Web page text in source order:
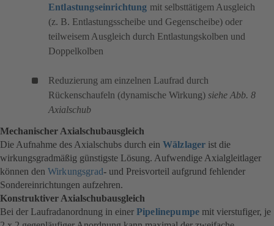
Entlastungseinrichtung mit selbsttätigem Ausgleich
(z. B. Entlastungsscheibe und Gegenscheibe) oder
teilweisem Ausgleich durch Entlastungskolben und
Doppelkolben
Reduzierung am einzelnen Laufrad durch
Rückenschaufeln (dynamische Wirkung) siehe Abb. 8
Axialschub
Mechanischer Axialschubausgleich
Die Aufnahme des Axialschubs durch ein Wälzlager ist die
wirkungsgradmäßig günstigste Lösung. Aufwendige Axialgleitlager
können den Wirkungsgrad-und Preisvorteil aufgrund fehlender
Sondereinrichtungen aufzehren.
Konstruktiver Axialschubausgleich
Bei der Laufradanordnung in einer Pipelinepumpe mit vierstufiger, je